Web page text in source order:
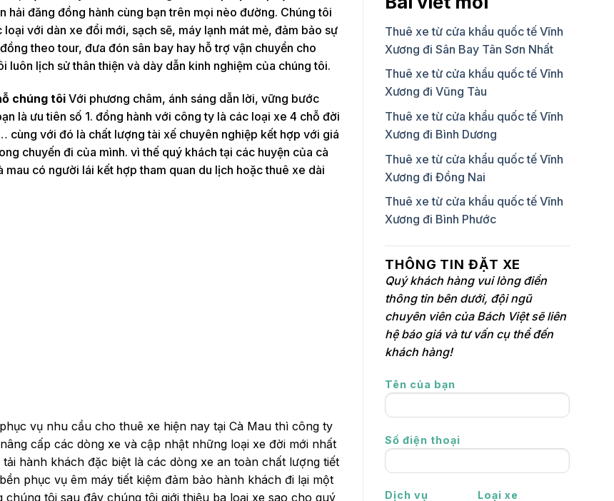
hải đăng đồng hành cùng bạn trên mọi nèo đường. Chúng tôi
với dàn xe đổi mới, sạch sẽ, máy lạnh mát mẻ, đảm bảo sự
theo tour, đưa đón sân bay hay hỗ trợ vận chuyển cho
lịch sử thân thiện và dày dẫn kinh nghiệm của chúng tôi.
chúng tôi Với phương châm, ánh sáng dẫn lời, vững bước
là ưu tiên số 1. đồng hành với công ty là các loại xe 4 chỗ đời
với đó là chất lượng tài xế chuyên nghiệp kết hợp với giá
chuyến đi của mình. vì thế quý khách tại các huyện của cà
có người lái kết hợp tham quan du lịch hoặc thuê xe dài
vụ nhu cầu cho thuê xe hiện nay tại Cà Mau thì công ty
cấp các dòng xe và cập nhật những loại xe đời mới nhất
hành khách đặc biệt là các dòng xe an toàn chất lượng tiết
phục vụ êm máy tiết kiệm đảm bảo hành khách đi lại một
tôi sau đây chúng tôi giới thiệu ba loại xe sao cho quý
Thuê xe từ cửa khẩu quốc tế Vĩnh
Xương đi Sân Bay Tân Sơn Nhất
Thuê xe từ cửa khẩu quốc tế Vĩnh
Xương đi Vũng Tàu
Thuê xe từ cửa khẩu quốc tế Vĩnh
Xương đi Bình Dương
Thuê xe từ cửa khẩu quốc tế Vĩnh
Xương đi Đồng Nai
Thuê xe từ cửa khẩu quốc tế Vĩnh
Xương đi Bình Phước
THÔNG TIN ĐẶT XE
Quý khách hàng vui lòng điền
thông tin bên dưới, đội ngũ
chuyên viên của Bách Việt sẽ liên
hệ báo giá và tư vấn cụ thể đến
khách hàng!
Tên của bạn
Số điện thoại
Dịch vụ Loại xe